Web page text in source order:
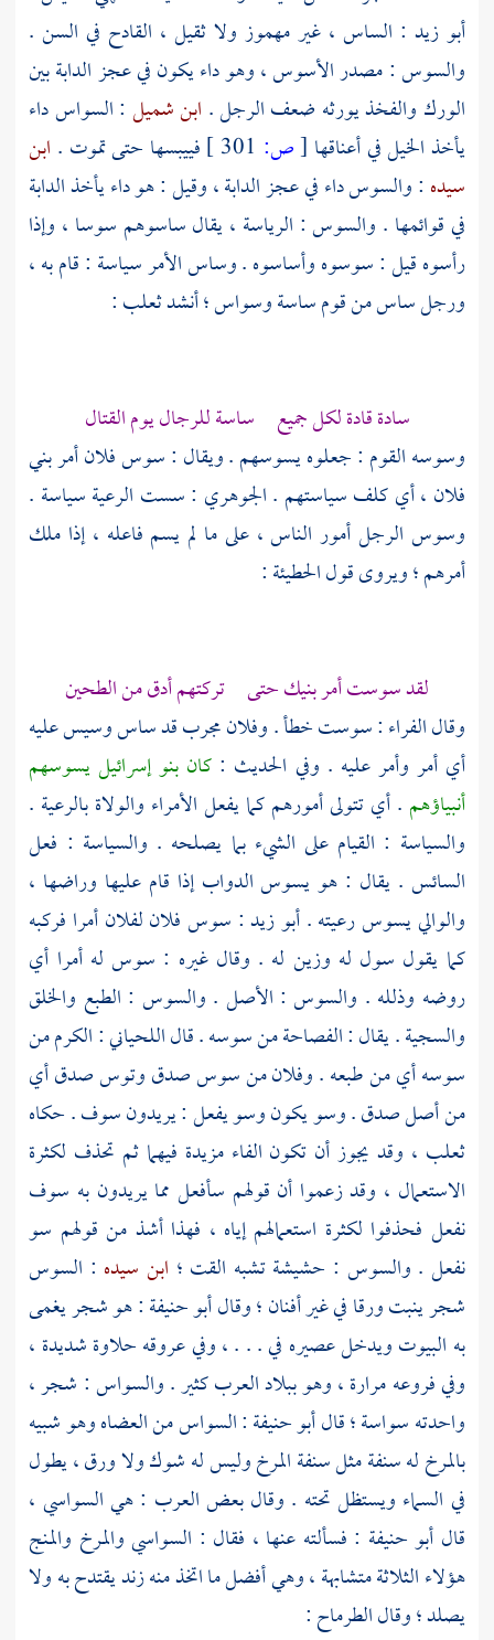
أبو زيد : الساس ، غير مهموز ولا ثقيل ، القادح في السن .
والسوس : مصدر الأسوس ، وهو داء يكون في عجز الدابة بين
الورك والفخذ يورثه ضعف الرجل . ابن شميل : السواس داء
يأخذ الخيل في أعناقها [ص: فييبسها حتى تموت . ابن
سيده : والسوس داء في عجز الدابة ، وقيل : هو داء يأخذ الدابة
في قوائمها . والسوس : الرياسة ، يقال ساسوهم سوسا ، وإذا
رأسوه قيل : سوسوه وأساسوه . وساس الأمر سياسة : قام به ،
ورجل ساس من قوم ساسة وسواس ؛ أنشدثعلب:
سادة قادة لكل جميع ساسة للرجال يوم القتال
وسوسه القوم : جعلوه يسوسهم . ويقال : سوس فلان أمر بني
فلان ، أي كلف سياستهم .الجوهري : سست الرعية سياسة .
وسوس الرجل أمور الناس ، على ما لم يسم فاعله ، إذا ملك
أمرهم ؛ ويروى قولالحطيئة:
لقد سوست أمر بنيك حتى تركتهم أدق من الطحين
وقالالفراء: سوست خطأ . وفلان مجرب قد ساس وسيس عليه
أي أمر وأمر عليه . وفي الحديث : كان بنو إسرائيل يسوسهم
أنبياؤهم . أي تتولى أمورهم كما يفعل الأمراء والولاة بالرعية .
والسياسة : القيام على الشيء بما يصلحه . والسياسة : فعل
السائس . يقال : هو يسوس الدواب إذا قام عليها وراضها ،
والوالي يسوس رعيته .أبو زيد: سوس فلان لفلان أمرا فركبه
كما يقول سول له وزين له . وقال غيره : سوس له أمرا أي
روضه وذلله . والسوس : الأصل . والسوس : الطبع والخلق
والسجية . يقال : الفصاحة من سوسه . قالاللحياني: الكرم من
سوسه أي من طبعه . وفلان من سوس صدق وتوس صدق أي
من أصل صدق . وسو يكون وسو يفعل : يريدون سوف . حكاه
ثعلب ، وقد يجوز أن تكون الفاء مزيدة فيهما ثم تحذف لكثرة
الاستعمال ، وقد زعموا أن قولهم سأفعل مما يريدون به سوف
نفعل فحذفوا لكثرة استعمالهم إياه ، فهذا أشذ من قولهم سو
نفعل . والسوس : حشيشة تشبه القت ؛ ابن سيده : السوس
شجر ينبت ورقا في غير أفنان ؛ وقالأبو حنيفة: هو شجر يغمى
به البيوت ويدخل عصيره في . . . ، وفي عروقه حلاوة شديدة ،
وفي فروعه مرارة ، وهو ببلاد العرب كثير . والسواس : شجر ،
واحدته سواسة ؛ قالأبو حنيفة: السواس من العضاه وهو شبيه
بالمرخ له سنفة مثل سنفة المرخ وليس له شوك ولا ورق ، يطول
في السماء ويستظل تحته . وقال بعض العرب : هي السواسي ،
قال أبو حنيفة : فسألته عنها ، فقال : السواسي والمرخ والمنج
هؤلاء الثلاثة متشابهة ، وهي أفضل ما اتخذ منه زند يقتدح به ولا
يصلد ؛ وقالالطرماح: